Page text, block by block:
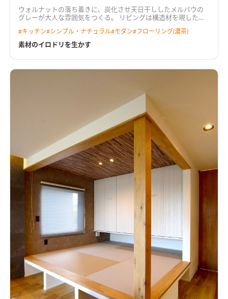
ウォルナットの落ち着きに、炭化させ天日干ししたメルバウの
グレーが大人な雰囲気をつくる。 リビングは構造材を現した勾
ウ、塗り壁を使用し素材感を大切に。
#キッチン#シンプル・ナチュラル#モダン#フローリング(濃茶)
素材のイロドリを生かす